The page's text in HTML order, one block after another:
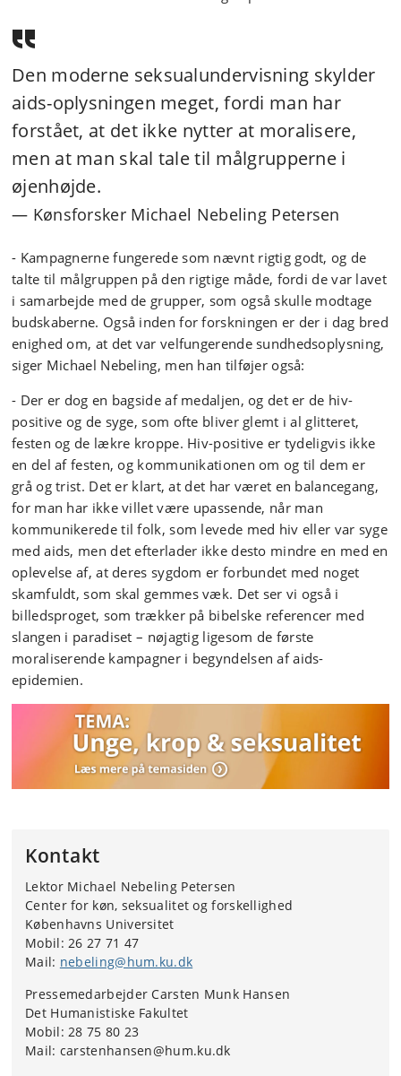
Den moderne seksualundervisning skylder
aids-oplysningen meget, fordi man har
forstået, at det ikke nytter at moralisere,
men at man skal tale til målgrupperne i
øjenhøjde.
Kønsforsker Michael Nebeling Petersen
- Kampagnerne fungerede som nævnt rigtig godt, og de
talte til målgruppen på den rigtige måde, fordi de var lavet
i samarbejde med de grupper, som også skulle modtage
budskaberne. Også inden for forskningen er der i dag bred
enighed om, at det var velfungerende sundhedsoplysning,
siger Michael Nebeling, men han tilføjer også:
- Der er dog en bagside af medaljen, og det er de hiv-
positive og de syge, som ofte bliver glemt i al glitteret,
festen og de lækre kroppe. Hiv-positive er tydeligvis ikke
en del af festen, og kommunikationen om og til dem er
grå og trist. Det er klart, at det har været en balancegang,
for man har ikke villet være upassende, når man
kommunikerede til folk, som levede med hiv eller var syge
med aids, men det efterlader ikke desto mindre en med en
oplevelse af, at deres sygdom er forbundet med noget
skamfuldt, som skal gemmes væk. Det ser vi også i
billedsproget, som trækker på bibelske referencer med
slangen i paradiset – nøjagtig ligesom de første
moraliserende kampagner i begyndelsen af aids-
epidemien.
Kontakt
Lektor Michael Nebeling Petersen
Center for køn, seksualitet og forskellighed
Københavns Universitet
Mobil: 26 27 71 47
Mail: nebeling@hum.ku.dk
Pressemedarbejder Carsten Munk Hansen
Det Humanistiske Fakultet
Mobil: 28 75 80 23
Mail: carstenhansen@hum.ku.dk